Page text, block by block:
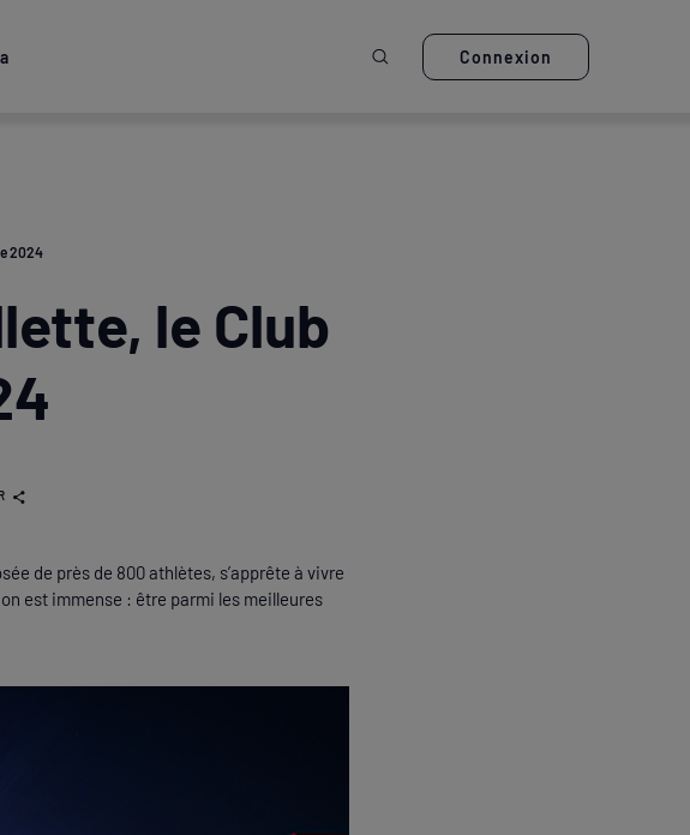
Ouvrir la recherche
Connexion
2024
le Club
de près de 800 athlètes, s’apprête à vivre
est immense : être parmi les meilleures